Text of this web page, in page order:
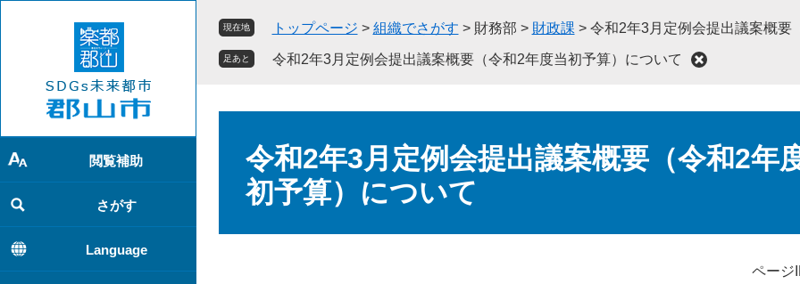
で
す
。
ば
し
て
本
文
へ
閲覧補助
さがす
Language
現在地 トップページ > 組織でさがす > 財務部 > 財政課 > 令和2年3月定例会提出議案概要
足あと 令和2年3月定例会提出議案概要（令和2年度当初予算）について
令和2年3月定例会提出議案概要（令和2年
初予算）について
ページ